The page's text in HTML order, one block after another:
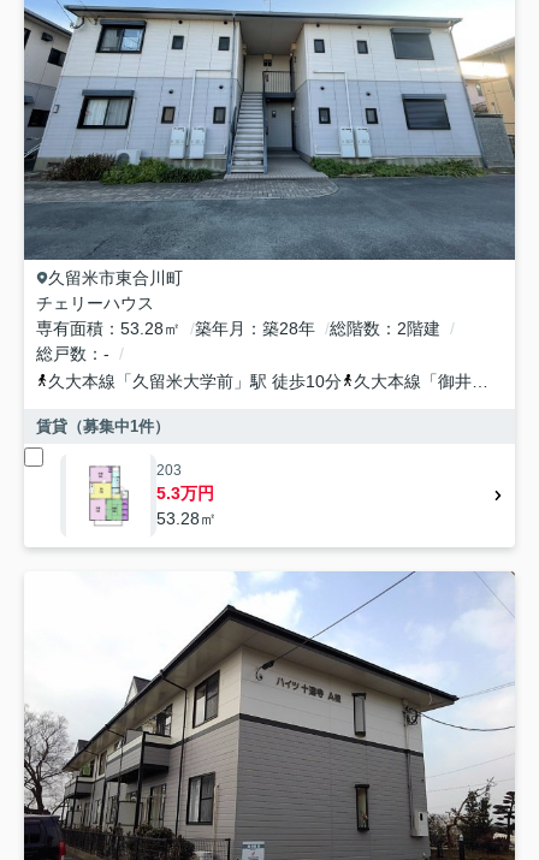
久留米市東合川町
チェリーハウス
専有面積
53.28㎡ 築年月 築28年 総階数
2階建
総戸数
-
久大本線 「久留米大学前 」駅 徒歩10分 久大本線 「御井
賃貸（募集中1件）
203
5.3万円
53.28㎡